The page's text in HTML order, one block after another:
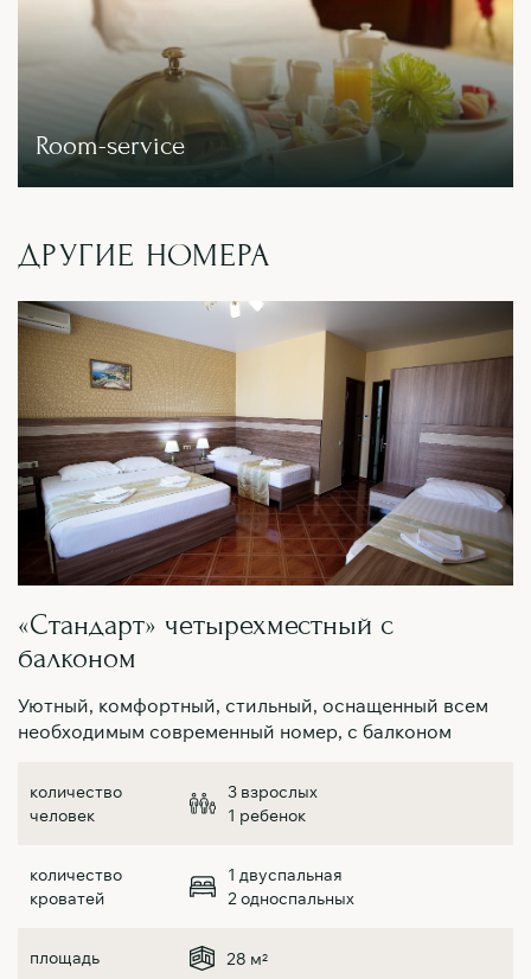
Room-service
ДРУГИЕ НОМЕРА
«Стандарт» четырехместный с
балконом
Уютный, комфортный, стильный, оснащенный всем
необходимым современный номер, с балконом
3 взрослых
1 ребенок
1 двуспальная
2 односпальных
28 м2